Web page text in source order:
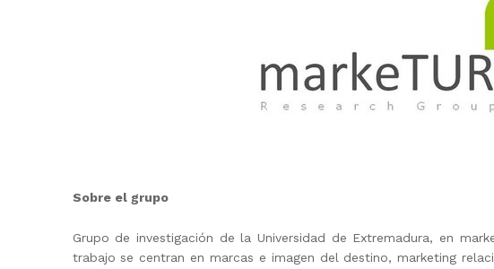
Sobre el grupo
Grupo de investigación de la Universidad de Extremadura, en
trabajo se centran en marcas e imagen del destino, marketing